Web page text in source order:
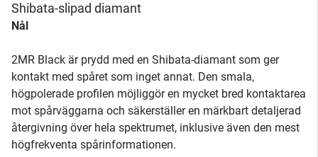
Shibata-slipad diamant
Nål
2MR Black är prydd med en Shibata-diamant som ger
kontakt med spåret som inget annat. Den smala,
högpolerade profilen möjliggör en mycket bred kontaktarea
mot spårväggarna och säkerställer en märkbart detaljerad
återgivning över hela spektrumet, inklusive även den mest
högfrekventa spårinformationen.